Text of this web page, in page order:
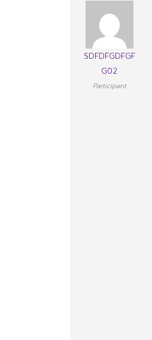
SDFDFGDFGF
G02
Participant